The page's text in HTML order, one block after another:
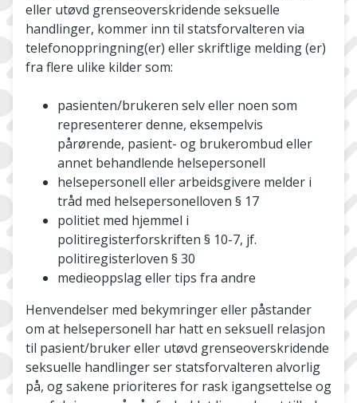
eller utøvd grenseoverskridende seksuelle
handlinger, kommer inn til statsforvalteren via
telefonoppringning(er) eller skriftlige melding (er)
fra flere ulike kilder som:
pasienten/brukeren selv eller noen som
representerer denne, eksempelvis
pårørende, pasient- og brukerombud eller
annet behandlende helsepersonell
helsepersonell eller arbeidsgivere melder i
tråd med helsepersonelloven § 17
politiet med hjemmel i
politiregisterforskriften § 10-7, jf.
politiregisterloven § 30
medieoppslag eller tips fra andre
Henvendelser med bekymringer eller påstander
om at helsepersonell har hatt en seksuell relasjon
til pasient/bruker eller utøvd grenseoverskridende
seksuelle handlinger ser statsforvalteren alvorlig
på, og sakene prioriteres for rask igangsettelse og